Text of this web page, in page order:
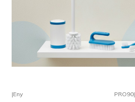
|Eny PRO90|